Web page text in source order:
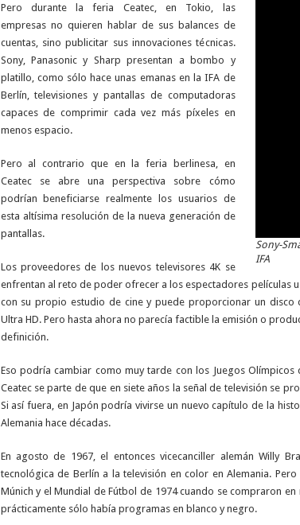
Sony-
IFA
Pero durante la feria Ceatec, en Tokio, las
empresas no quieren hablar de sus balances de
cuentas, sino publicitar sus innovaciones técnicas.
Sony, Panasonic y Sharp presentan a bombo y
platillo, como sólo hace unas emanas en la IFA de
Berlín, televisiones y pantallas de computadoras
capaces de comprimir cada vez más píxeles en
menos espacio.
Pero al contrario que en la feria berlinesa, en
Ceatec se abre una perspectiva sobre cómo
podrían beneficiarse realmente los usuarios de
esta altísima resolución de la nueva generación de
pantallas.
Los proveedores de los nuevos televisores 4K se
enfrentan al reto de poder ofrecer a los espectadores películas
con su propio estudio de cine y puede proporcionar un disco
Ultra HD. Pero hasta ahora no parecía factible la emisión o
definición.
Eso podría cambiar como muy tarde con los Juegos Olímpicos
Ceatec se parte de que en siete años la señal de televisión se
Si así fuera, en Japón podría vivirse un nuevo capítulo de la
Alemania hace décadas.
En agosto de 1967, el entonces vicecanciller alemán Willy
tecnológica de Berlín a la televisión en color en Alemania.
Múnich y el Mundial de Fútbol de 1974 cuando se compraron en
prácticamente sólo había programas en blanco y negro.